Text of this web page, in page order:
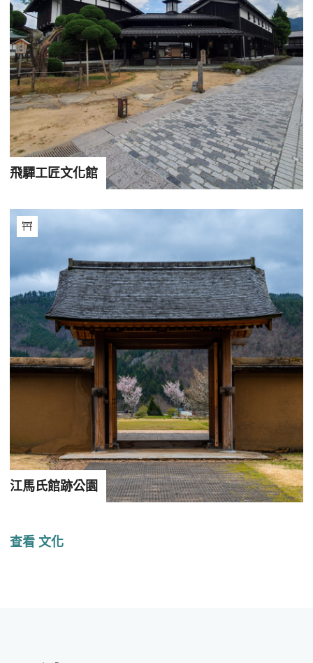
飛驒工匠文化館
江馬氏館跡公園
查看 文化